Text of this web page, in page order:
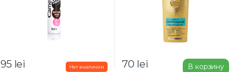
95 lei 70 lei В корзину